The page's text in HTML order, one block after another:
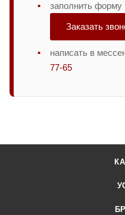
заполнить форму
Заказать
написать в
77-65